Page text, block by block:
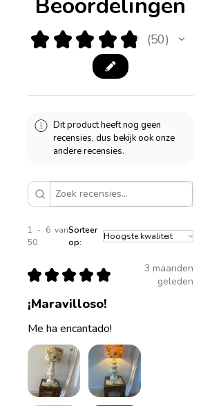
★ ★ ★ ★ ★ 50
50
Dit product heeft nog geen
recensies, dus bekijk ook onze
andere recensies.
1 - 6 van
50
Sorteer
op:
★ ★ ★ ★ ★
3 maanden
geleden
¡Maravilloso!
Me ha encantado!